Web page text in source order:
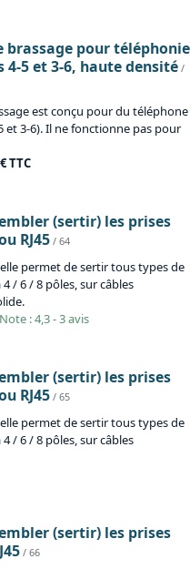
brassage pour téléphonie
4-5 et 3-6, haute densité /
est conçu pour du téléphone
et 3-6). Il ne fonctionne pas pour
TTC
(sertir) les prises
RJ45 / 64
permet de sertir tous types de
/ 6 / 8 pôles, sur câbles
Note : 4,3 - 3 avis
(sertir) les prises
RJ45 / 65
permet de sertir tous types de
/ 6 / 8 pôles, sur câbles
(sertir) les prises
/ 66